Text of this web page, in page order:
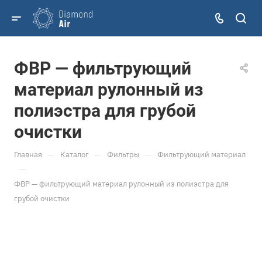
ФВР — фильтрующий
материал рулонный из
полиэстра для грубой
очистки
Главная — Каталог — Фильтры — Фильтрующий материал
—
ФВР — фильтрующий материал рулонный из полиэстра для
грубой очистки